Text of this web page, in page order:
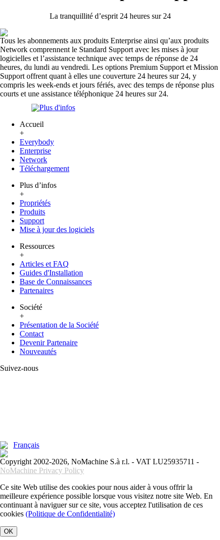
La tranquillité d’esprit 24 heures sur 24
Tous les abonnements aux produits Enterprise ainsi qu’aux produits
Network comprennent le Standard Support avec les mises à jour
logicielles et l’assistance technique avec temps de réponse de 24
heures, du lundi au vendredi. Les options Premium Support et Mission
Support offrent quant à elles une couverture 24 heures sur 24, y
compris les week-ends et jours fériés, avec des temps de réponse plus
courts et une assistance téléphonique 24 heures sur 24.
Plus d'infos
Accueil
+
Everybody
Enterprise
Network
Téléchargement
Plus d’infos
+
Propriétés
Produits
Support
Mise à jour des logiciels
Ressources
+
Articles et FAQ
Guides d'Installation
Base de Connaissances
Partenaires
Société
+
Présentation de la Société
Contact
Devenir Partenaire
Nouveautés
Suivez-nous
Français
Copyright 2002-2026, NoMachine S.à r.l. - VAT LU25935711 -
NoMachine Privacy Policy
Ce site Web utilise des cookies pour nous aider à vous offrir la
meilleure expérience possible lorsque vous visitez notre site Web. En
continuant à naviguer sur ce site, vous acceptez l'utilisation de ces
cookies (Politique de Confidentialité)